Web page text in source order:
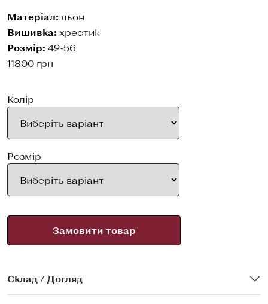
Матеріал: льон
Вишивка: хрестик
Розмір: 42-56
11800 грн
Колір
Розмір
Замовити товар
Склад / Догляд